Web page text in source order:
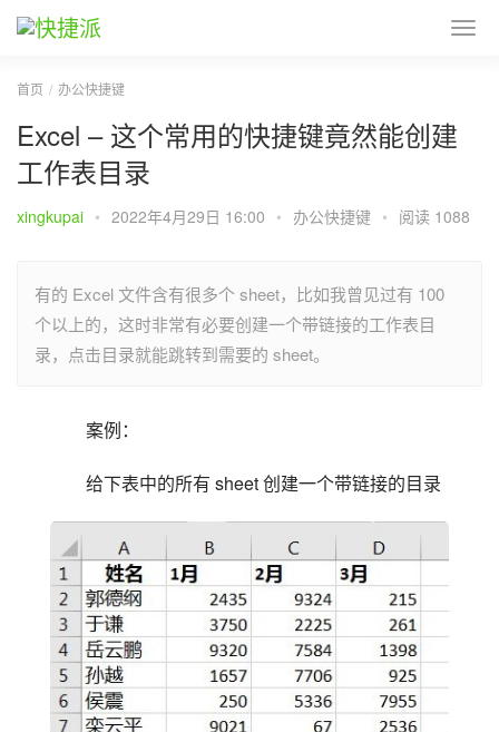
首页 办公快捷键
Excel – 这个常用的快捷键竟然能创建
工作表目录
xingkupai • 2022年4月29日 16:00 • 办公快捷键 • 阅读 1088
有的 Excel 文件含有很多个 sheet，比如我曾见过有 100
个以上的，这时非常有必要创建一个带链接的工作表目
录，点击目录就能跳转到需要的 sheet。
案例：
给下表中的所有 sheet 创建一个带链接的目录